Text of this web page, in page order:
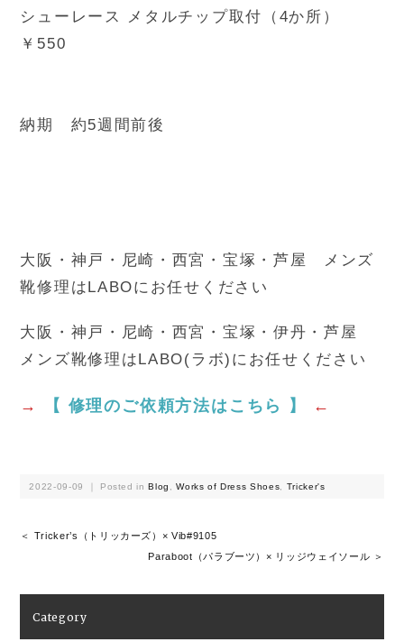
シューレース メタルチップ取付（4か所）
￥550
納期 約5週間前後
大阪・神戸・尼崎・西宮・宝塚・芦屋 メンズ
靴修理はLABOにお任せください
大阪・神戸・尼崎・西宮・宝塚・伊丹・芦屋
メンズ靴修理はLABO(ラボ)にお任せください
→ 【 修理のご依頼方法はこちら 】 ←
2022-09-09 ｜ Posted inBlog ,Works of Dress Shoes Tricker's
＜ Tricker’s（トリッカーズ）× Vib#9105
Paraboot（パラブーツ）× リッジウェイソール ＞
Category